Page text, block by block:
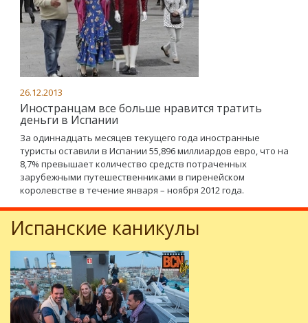
26.12.2013
Иностранцам все больше нравится тратить
деньги в Испании
За одиннадцать месяцев текущего года иностранные
туристы оставили в Испании 55,896 миллиардов евро, что на
8,7% превышает количество средств потраченных
зарубежными путешественниками в пиренейском
королевстве в течение января – ноября 2012 года.
Испанские каникулы